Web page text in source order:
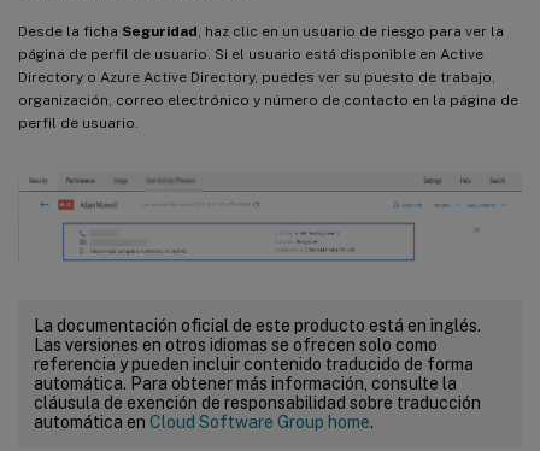
Desde la ficha Seguridad , haz clic en un usuario de riesgo para ver la
página de perfil de usuario. Si el usuario está disponible en Active
Directory o Azure Active Directory, puedes ver su puesto de trabajo,
organización, correo electrónico y número de contacto en la página de
perfil de usuario.
La documentación oficial de este producto está en inglés.
Las versiones en otros idiomas se ofrecen solo como
referencia y pueden incluir contenido traducido de forma
automática. Para obtener más información, consulte la
cláusula de exención de responsabilidad sobre traducción
automática en Cloud Software Group home.